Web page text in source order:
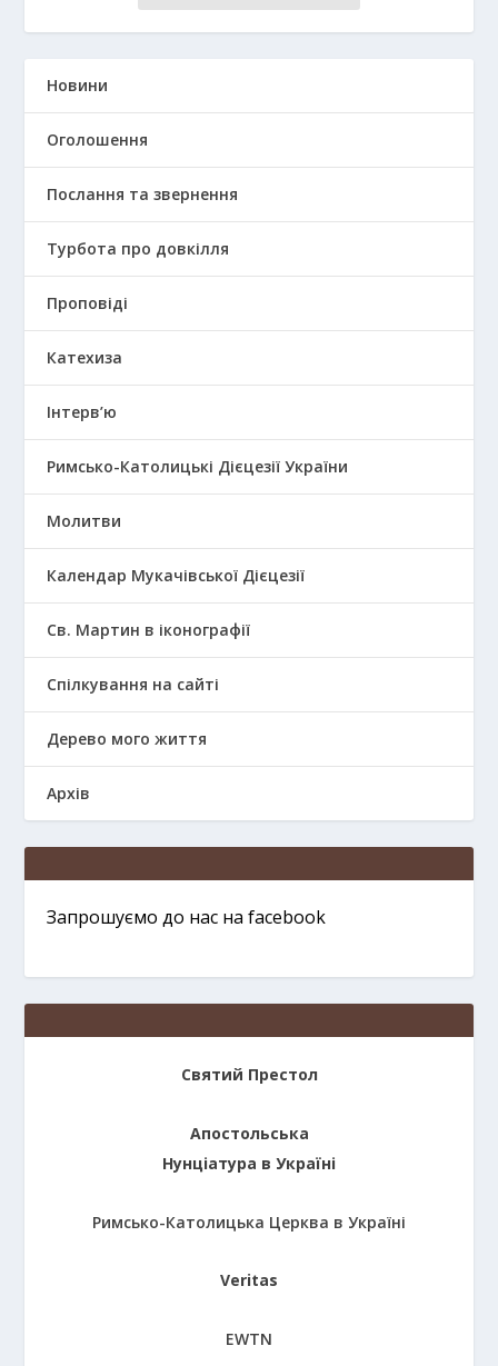
Новини
Оголошення
Послання та звернення
Турбота про довкілля
Проповіді
Катехиза
Інтерв’ю
Римсько-Католицькі Дієцезії України
Молитви
Календар Мукачівської Дієцезії
Св. Мартин в іконографії
Спілкування на сайті
Дерево мого життя
Архів
Запрошуємо до нас на facebook
Святий Престол
Апостольська
Нунціатура в Україні
Римсько-Католицька Церква в Україні
Veritas
EWTN